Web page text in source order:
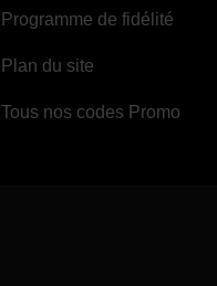
Programme de fidélité
Plan du site
Tous nos codes Promo